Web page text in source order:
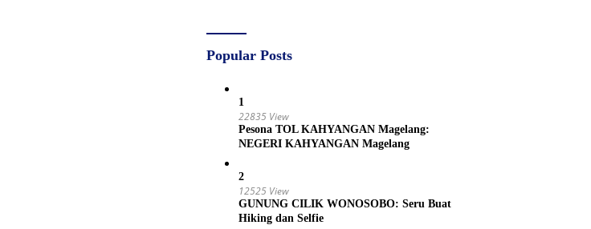
Popular Posts
1
22835 View
Pesona TOL KAHYANGAN Magelang:
NEGERI KAHYANGAN Magelang
2
12525 View
GUNUNG CILIK WONOSOBO: Seru Buat
Hiking dan Selfie